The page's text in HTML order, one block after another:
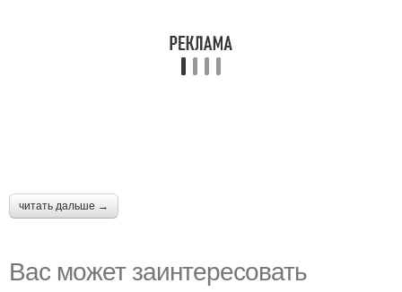
читать дальше →
Вас может заинтересовать